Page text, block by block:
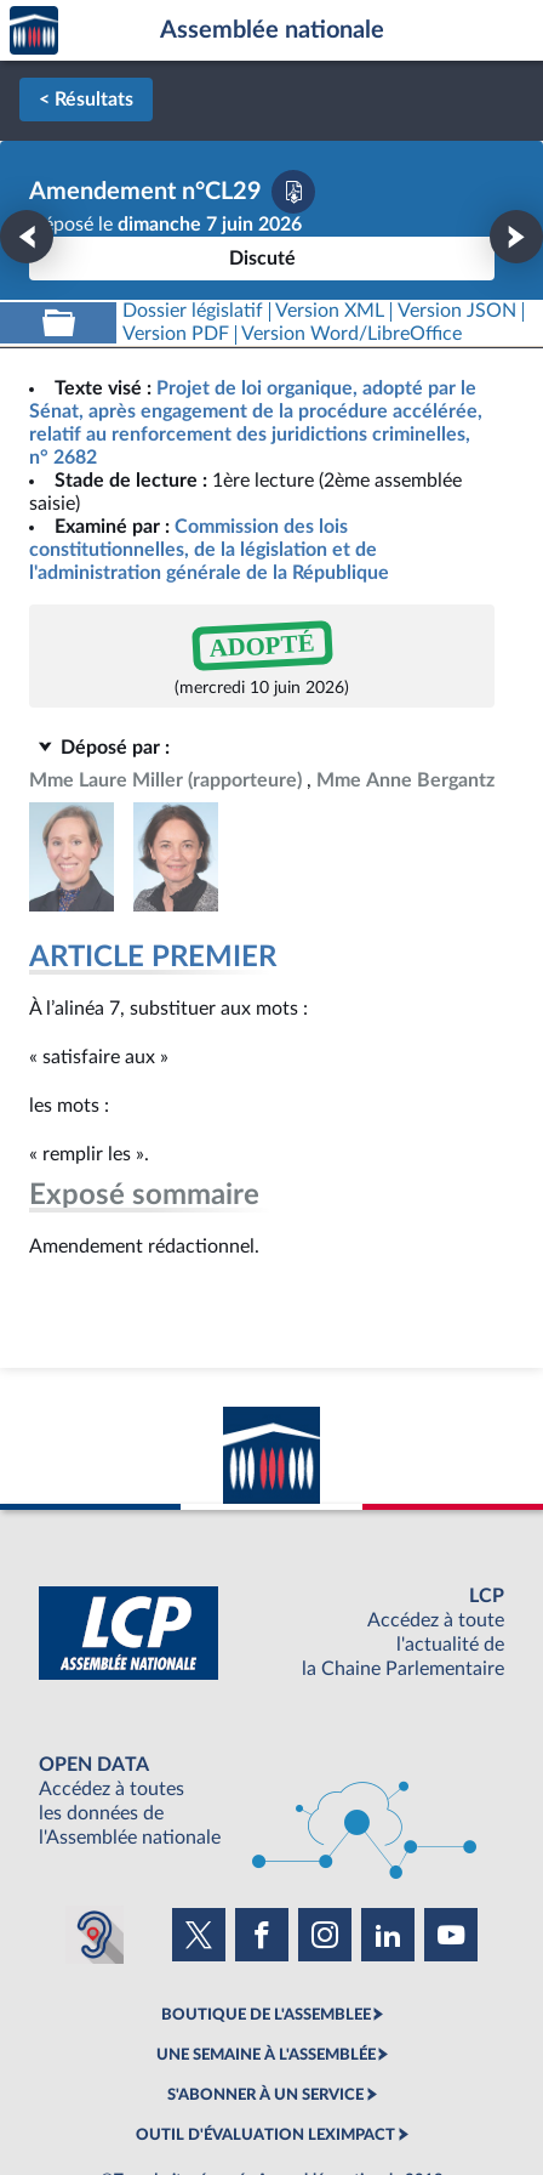
Aller au contenu
Aller en bas de la page
Accèder
à la
page
d'accueil
Assemblée nationale
< Résultats
Amendement n°CL29
Déposé le dimanche 7 juin 2026
Discuté
Dossier législatif Version XML
Version JSON
Version PDF
Version Word/LibreOffice
Texte visé : Projet de loi organique, adopté par le
Sénat, après engagement de la procédure accélérée,
relatif au renforcement des juridictions criminelles,
n° 2682
Stade de lecture : 1ère lecture (2ème assemblée
saisie)
Examiné par : Commission des lois
constitutionnelles, de la législation et de
l'administration générale de la République
ADOPTÉ
(mercredi 10 juin 2026)
Déposé par :
Mme Laure Miller (rapporteure) Mme Anne Bergantz
ARTICLE PREMIER
À l’alinéa 7, substituer aux mots :
« satisfaire aux »
les mots :
« remplir les ».
Exposé sommaire
Amendement rédactionnel.
LCP
Accédez à toute
l'actualité de
la Chaine Parlementaire
OPEN DATA
Accédez à toutes
les données de
l'Assemblée nationale
BOUTIQUE DE L'ASSEMBLEE
UNE SEMAINE À L'ASSEMBLÉE
S'ABONNER À UN SERVICE
OUTIL D'ÉVALUATION LEXIMPACT